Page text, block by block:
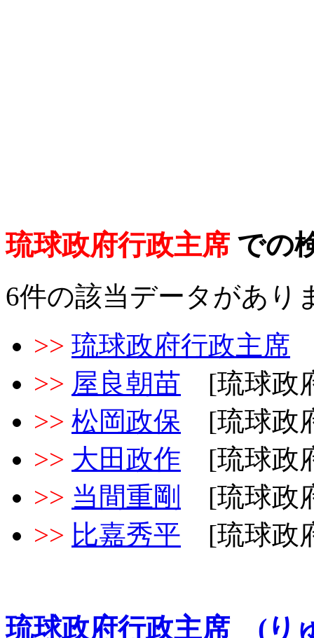
琉球政府行政主席 での
6件の該当データがあり
>> 琉球政府行政主席
>> 屋良朝苗 [琉球政
>> 松岡政保 [琉球政
>> 大田政作 [琉球政
>> 当間重剛
[琉球政
>> 比嘉秀平 [琉球政
琉球政府行政主席 (り